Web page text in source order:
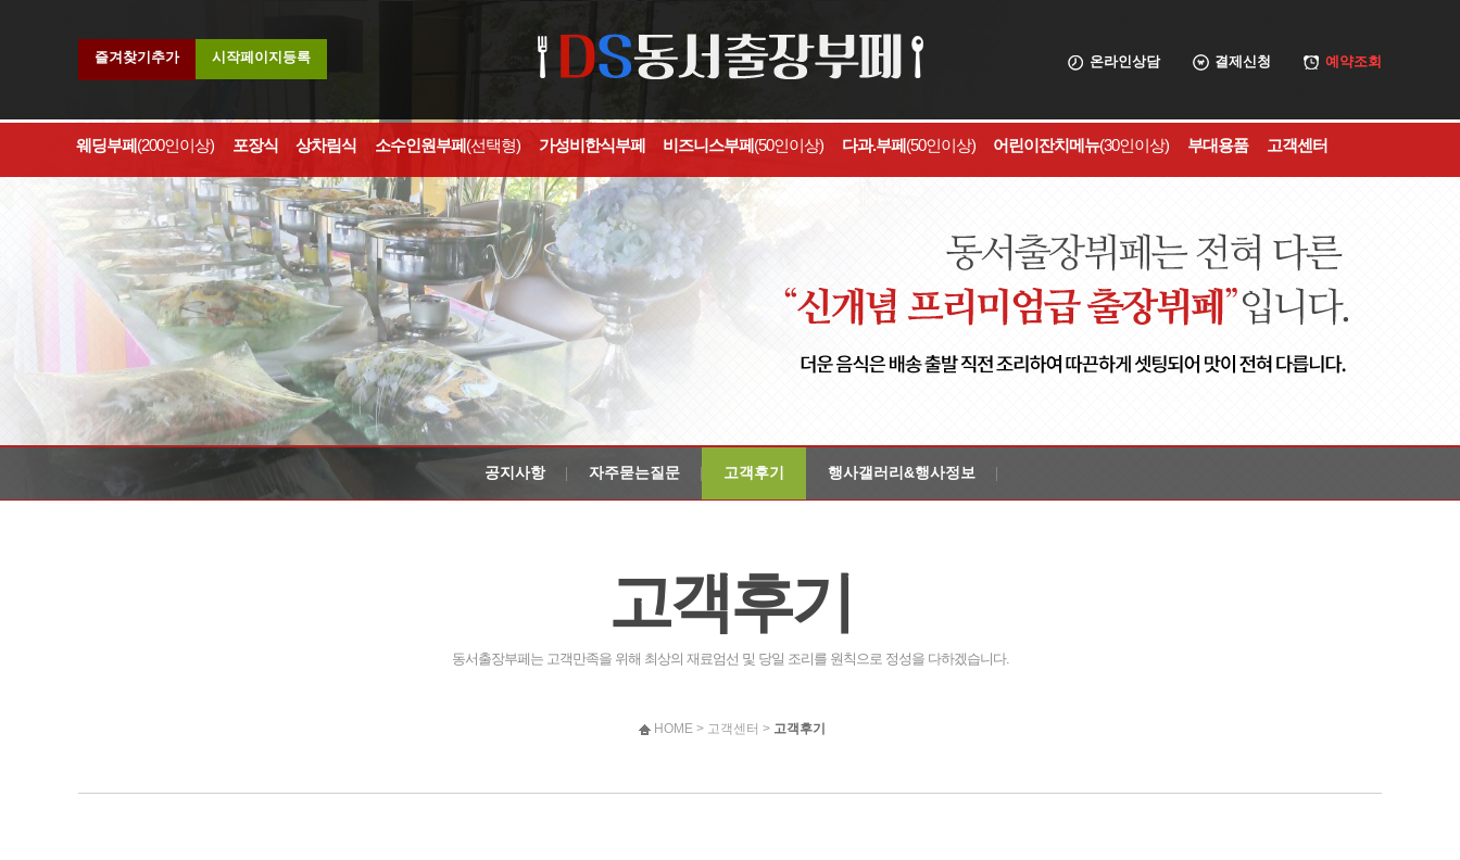
즐겨찾기추가 시작페이지등록 온라인상담 결제신청 예약조회
웨딩부페(200인이상) 포장식 상차림식 소수인원부페(선택형) 가성비한식부페 비즈니스부페(50인이상) 다과.부페(50인이상) 어린이잔치메뉴(30인이상) 부대용품 고객센터
공지사항 자주묻는질문 고객후기 행사갤러리&행사정보
고객후기
동서출장부페는 고객만족을 위해 최상의 재료엄선 및 당일 조리를 원칙으로 정성을 다하겠습니다.
HOME > 고객센터 > 고객후기